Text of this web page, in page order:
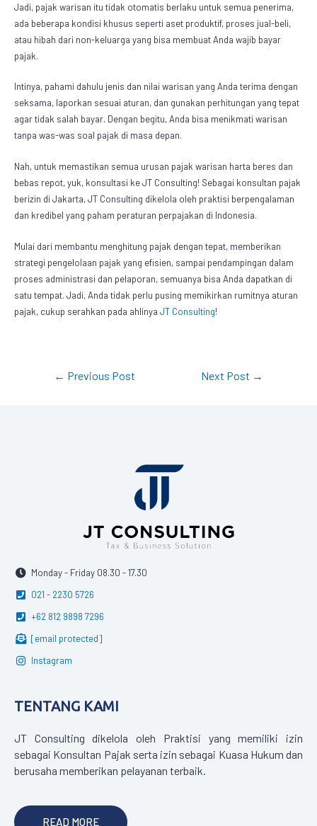
Jadi, pajak warisan itu tidak otomatis berlaku untuk semua penerima,
ada beberapa kondisi khusus seperti aset produktif, proses jual-beli,
atau hibah dari non-keluarga yang bisa membuat Anda wajib bayar
pajak.
Intinya, pahami dahulu jenis dan nilai warisan yang Anda terima dengan
seksama, laporkan sesuai aturan, dan gunakan perhitungan yang tepat
agar tidak salah bayar. Dengan begitu, Anda bisa menikmati warisan
tanpa was-was soal pajak di masa depan.
Nah, untuk memastikan semua urusan pajak warisan harta beres dan
bebas repot, yuk, konsultasi ke JT Consulting! Sebagai konsultan pajak
berizin di Jakarta, JT Consulting dikelola oleh praktisi berpengalaman
dan kredibel yang paham peraturan perpajakan di Indonesia.
Mulai dari membantu menghitung pajak dengan tepat, memberikan
strategi pengelolaan pajak yang efisien, sampai pendampingan dalam
proses administrasi dan pelaporan, semuanya bisa Anda dapatkan di
satu tempat. Jadi, Anda tidak perlu pusing memikirkan rumitnya aturan
pajak, cukup serahkan pada ahlinyaJT Consulting!
← Previous Post Next Post →
Monday - Friday 08.30 - 17.30
021 - 2230 5726
+62 812 9898 7296
[email protected]
Instagram
TENTANG KAMI
JT Consulting dikelola oleh Praktisi yang memiliki izin
sebagai Konsultan Pajak serta izin sebagai Kuasa Hukum dan
berusaha memberikan pelayanan terbaik.
READ MORE